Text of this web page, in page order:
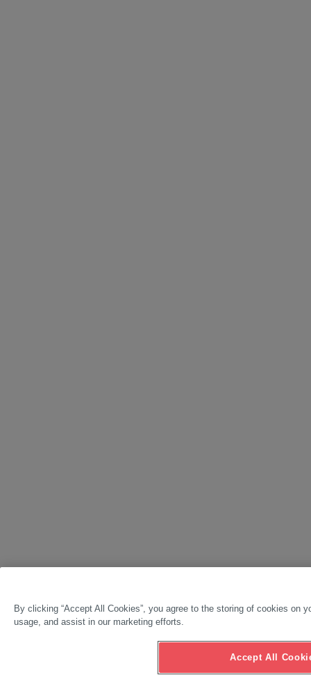
By clicking “Accept All Cookies”, you agree to the storing of cookies on
usage, and assist in our marketing efforts.
Accept All